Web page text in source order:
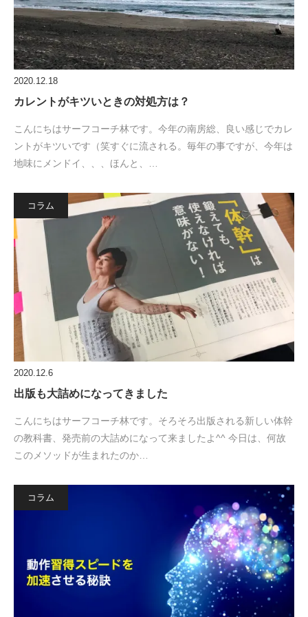
2020.12.18
カレントがキツいときの対処方は？
こんにちはサーフコーチ林です。今年の南房総、良い感じでカレ
ントがキツいです（笑すぐに流される。毎年の事ですが、今年は
地味にメンドイ、、、ほんと、…
コラム
2020.12.6
出版も大詰めになってきました
こんにちはサーフコーチ林です。そろそろ出版される新しい体幹
の教科書、発売前の大詰めになって来ましたよ^^ 今日は、何故
このメソッドが生まれたのか…
コラム